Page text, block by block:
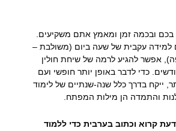
ובכמה זמן ומאמץ אתם משקיעים.
למידה עקבית של שעה ביום (משולבת –
אפשר להגיע לרמה של שיחת חולין
כדי לדבר באופן יותר חופשי ועם
ייקח בדרך כלל שנה-שנתיים של לימוד
והתמדה הן מילות המפתח.
לדעת קרוא וכתוב בערבית כדי ללמוד